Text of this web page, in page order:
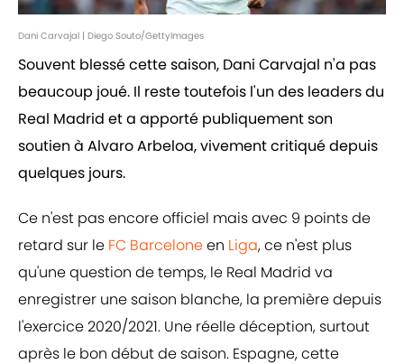
Dani Carvajal | Diego Souto/GettyImages
Souvent blessé cette saison, Dani Carvajal n'a pas
beaucoup joué. Il reste toutefois l'un des leaders du
Real Madrid et a apporté publiquement son
soutien à Alvaro Arbeloa, vivement critiqué depuis
quelques jours.
Ce n'est pas encore officiel mais avec 9 points de
retard sur le FC Barceloneen Liga, ce n'est plus
qu'une question de temps, le Real Madrid va
enregistrer une saison blanche, la première depuis
l'exercice 2020/2021. Une réelle déception, surtout
après le bon début de saison. Espagne, cette